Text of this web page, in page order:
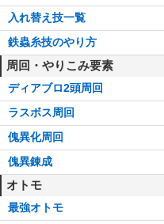
入れ替え技一覧
鉄蟲糸技のやり方
周回・やりこみ要素
ディアブロ2頭周回
ラスボス周回
傀異化周回
傀異錬成
オトモ
最強オトモ